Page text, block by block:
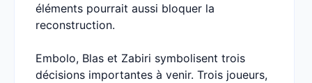
éléments pourrait aussi bloquer la
reconstruction.
Embolo, Blas et Zabiri symbolisent trois
décisions importantes à venir. Trois joueurs,